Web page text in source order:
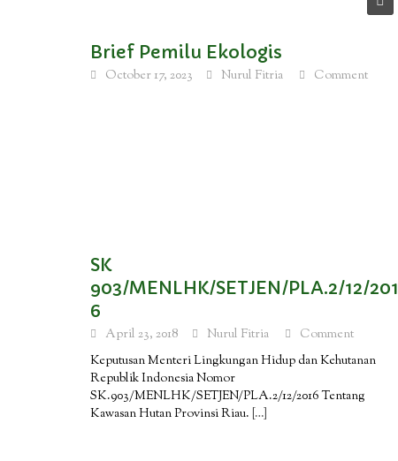
Brief Pemilu Ekologis
October 17, 2023 Nurul Fitria Comment
SK
903/MENLHK/SETJEN/PLA.2/12/201
6
April 23, 2018 Nurul Fitria
Comment
Keputusan Menteri Lingkungan Hidup dan Kehutanan
Republik Indonesia Nomor
SK.903/MENLHK/SETJEN/PLA.2/12/2016 Tentang
Kawasan Hutan Provinsi Riau. […]